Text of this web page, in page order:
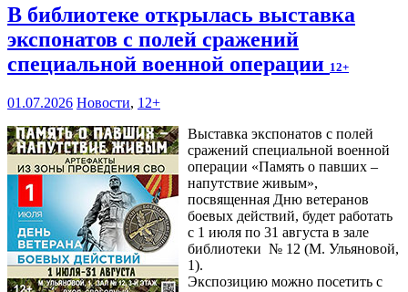
В библиотеке открылась выставка
экспонатов с полей сражений
специальной военной операции 12+
01.07.2026 Новости, 12+
Выставка экспонатов с полей
сражений специальной военной
операции «Память о павших –
напутствие живым»,
посвященная Дню ветеранов
боевых действий, будет работать
с 1 июля по 31 августа в зале
библиотеки № 12 (М. Ульяновой,
1).
Экспозицию можно посетить с